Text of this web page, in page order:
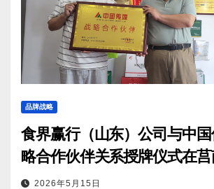
品牌战略
食界赢行（山东）公司与中
略合作伙伴关系授牌仪式在
2026年5月15日